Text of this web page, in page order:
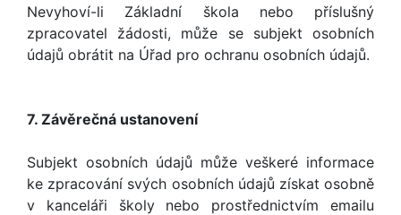
Nevyhoví-li Základní škola nebo příslušný
zpracovatel žádosti, může se subjekt osobních
údajů obrátit na Úřad pro ochranu osobních údajů.
7. Závěrečná ustanovení
Subjekt osobních údajů může veškeré informace
ke zpracování svých osobních údajů získat osobně
v kanceláři školy nebo prostřednictvím emailu